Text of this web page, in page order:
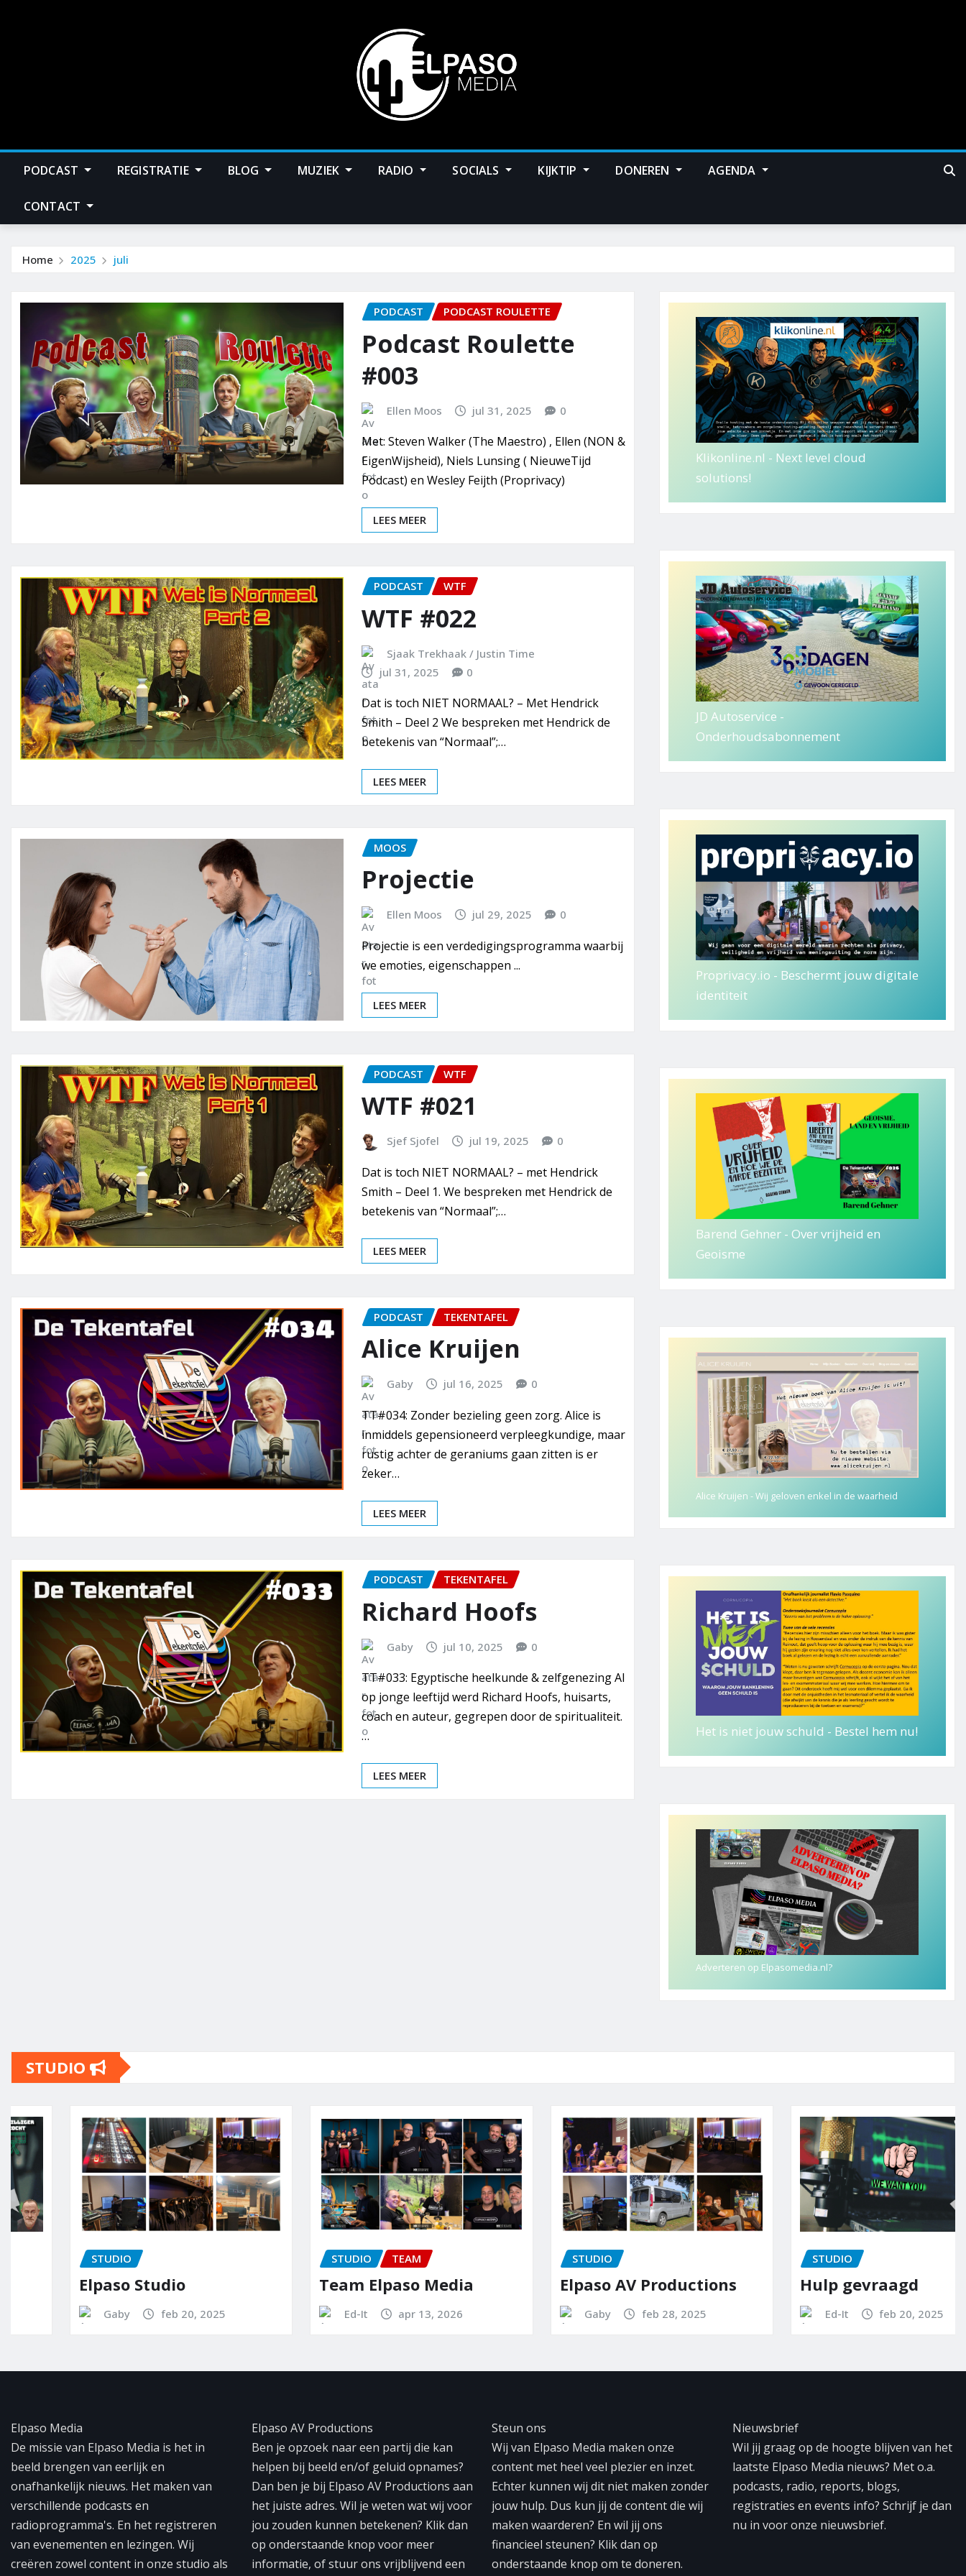
PODCAST REGISTRATIE BLOG MUZIEK RADIO SOCIALS KIJKTIP DONEREN AGENDA
CONTACT
Home 2025 juli
PODCAST PODCAST ROULETTE
Podcast Roulette
#003
Ellen Moos jul 31, 2025 0
Met: Steven Walker (The Maestro) , Ellen (NON &
EigenWijsheid), Niels Lunsing ( NieuweTijd
Podcast) en Wesley Feijth (Proprivacy)
LEES MEER
PODCAST WTF
WTF #022
Sjaak Trekhaak / Justin Time
jul 31, 2025
0
Dat is toch NIET NORMAAL? – Met Hendrick
Smith – Deel 2 We bespreken met Hendrick de
betekenis van “Normaal”;…
LEES MEER
MOOS
Projectie
Ellen Moos jul 29, 2025 0
Projectie is een verdedigingsprogramma waarbij
we emoties, eigenschappen ...
LEES MEER
PODCAST WTF
WTF #021
Sjef Sjofel jul 19, 2025 0
Dat is toch NIET NORMAAL? – met Hendrick
Smith – Deel 1. We bespreken met Hendrick de
betekenis van “Normaal”;…
LEES MEER
PODCAST TEKENTAFEL
Alice Kruijen
Gaby jul 16, 2025 0
TT#034: Zonder bezieling geen zorg. Alice is
inmiddels gepensioneerd verpleegkundige, maar
rustig achter de geraniums gaan zitten is er
zeker…
LEES MEER
PODCAST TEKENTAFEL
Richard Hoofs
Gaby jul 10, 2025 0
TT#033: Egyptische heelkunde & zelfgenezing Al
op jonge leeftijd werd Richard Hoofs, huisarts,
coach en auteur, gegrepen door de spiritualiteit.
…
LEES MEER
Klikonline.nl - Next level cloud
solutions!
JD Autoservice -
Onderhoudsabonnement
Proprivacy.io - Beschermt jouw digitale
identiteit
Barend Gehner - Over vrijheid en
Geoisme
Alice Kruijen - Wij geloven enkel in de waarheid
Het is niet jouw schuld - Bestel hem nu!
Adverteren op Elpasomedia.nl?
STUDIO
Elpaso Studio
feb 20, 2025
TEAM
Team Elpaso Media
apr 13, 2026
Elpaso AV Productions
feb 28, 2025
Hulp gevraagd
feb 20, 2025
Elpaso Media
De missie van Elpaso Media is het in
beeld brengen van eerlijk en
onafhankelijk nieuws. Het maken van
verschillende podcasts en
radioprogramma's. En het registreren
van evenementen en lezingen. Wij
creëren zowel content in onze studio als
Elpaso AV Productions
Ben je opzoek naar een partij die kan
helpen bij beeld en/of geluid opnames?
Dan ben je bij Elpaso AV Productions aan
het juiste adres. Wil je weten wat wij voor
jou zouden kunnen betekenen? Klik dan
op onderstaande knop voor meer
informatie, of stuur ons vrijblijvend een
Steun ons
Wij van Elpaso Media maken onze
content met heel veel plezier en inzet.
Echter kunnen wij dit niet maken zonder
jouw hulp. Dus kun jij de content die wij
maken waarderen? En wil jij ons
financieel steunen? Klik dan op
onderstaande knop om te doneren.
Nieuwsbrief
Wil jij graag op de hoogte blijven van het
laatste Elpaso Media nieuws? Met o.a.
podcasts, radio, reports, blogs,
registraties en events info? Schrijf je dan
nu in voor onze nieuwsbrief.